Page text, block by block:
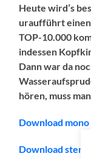
Heute wird’s
uraufführt einen
TOP-10.000
indessen
Dann war da
hören, muss
Download mono
Download stereo